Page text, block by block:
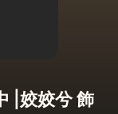
|姣姣兮 飾